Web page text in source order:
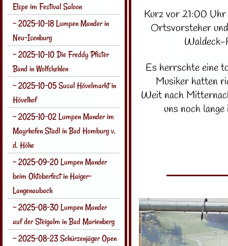
Elspe im Festival Saloon
~ 2025-10-18 Lumpen Mander in
Neu-Isenburg
~ 2025-10-10 Die Freddy Pfister
Band in Wolfskehlen
~ 2025-10-05 Susal Hövelmarkt in
Hövelhof
~ 2025-10-02 Lumpen Mander im
Mayrhofen Stadl in Bad Homburg v.
d. Höhe
~ 2025-09-20 Lumpen Mander
beim Oktoberfest in Haiger-
Langenaubach
~ 2025-08-30 Lumpen Mander
auf der Steigalm in Bad Marienberg
~ 2025-08-23 Schürzenjäger Open
Kurz vor 21:00 Uhr
Ortsvorsteher
Waldeck-
Es herrschte eine
Musiker hatten
Weit nach
uns noch